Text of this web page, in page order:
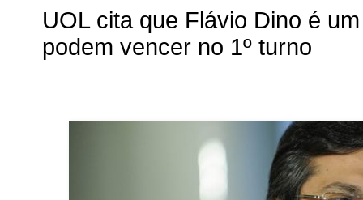
UOL cita que Flávio Dino é
podem vencer no 1º turno